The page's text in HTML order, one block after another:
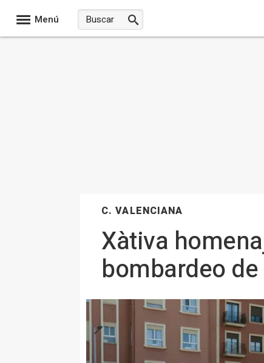
Menú
C. VALENCIANA
Xàtiva
bombardeo